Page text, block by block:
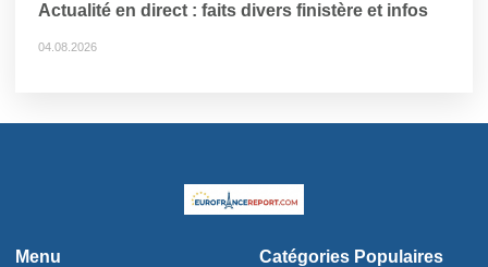
Actualité en direct : faits divers finistère et infos
04.08.2026
Menu Catégories Populaires